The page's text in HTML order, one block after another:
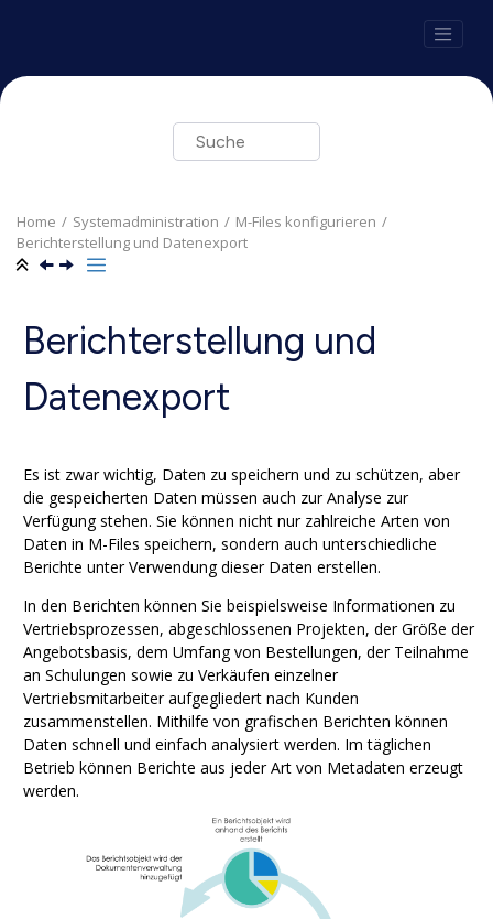
Home Systemadministration M-Files konfigurieren
Berichterstellung und Datenexport
Berichterstellung und
Datenexport
Es ist zwar wichtig, Daten zu speichern und zu schützen, aber
die gespeicherten Daten müssen auch zur Analyse zur
Verfügung stehen. Sie können nicht nur zahlreiche Arten von
Daten in M-Files speichern, sondern auch unterschiedliche
Berichte unter Verwendung dieser Daten erstellen.
In den Berichten können Sie beispielsweise Informationen zu
Vertriebsprozessen, abgeschlossenen Projekten, der Größe der
Angebotsbasis, dem Umfang von Bestellungen, der Teilnahme
an Schulungen sowie zu Verkäufen einzelner
Vertriebsmitarbeiter aufgegliedert nach Kunden
zusammenstellen. Mithilfe von grafischen Berichten können
Daten schnell und einfach analysiert werden. Im täglichen
Betrieb können Berichte aus jeder Art von Metadaten erzeugt
werden.